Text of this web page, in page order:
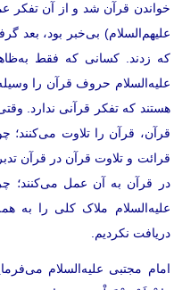
خواندن قرآن شد و از آن تفکر
علیهم‌السلام) بی‌خبر بود، بعد
که زدند. کسانی که فقط
علیه‌السلام حروف قرآن را
هستند که تفکر قرآنی ندارد.
قرآن، قرآن را تلاوت می‌کنند؛
قرائت و تلاوت قرآن در قرآن
در قرآن به آن عمل می‌کنند؛
علیه‌السلام ملاک کلی را به
دریافت نکردیم.
امام مجتبی علیه‌السلام